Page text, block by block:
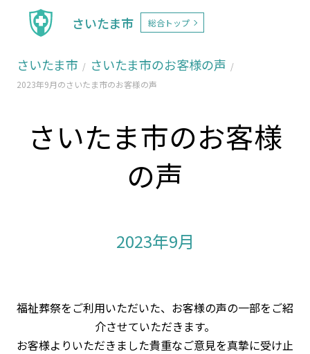
さいたま市 総合トップ
さいたま市 さいたま市のお客様の声
2023年9月のさいたま市のお客様の声
さいたま市のお客様
の声
2023年9月
福祉葬祭をご利用いただいた、お客様の声の一部をご紹
介させていただきます。
お客様よりいただきました貴重なご意見を真摯に受け止